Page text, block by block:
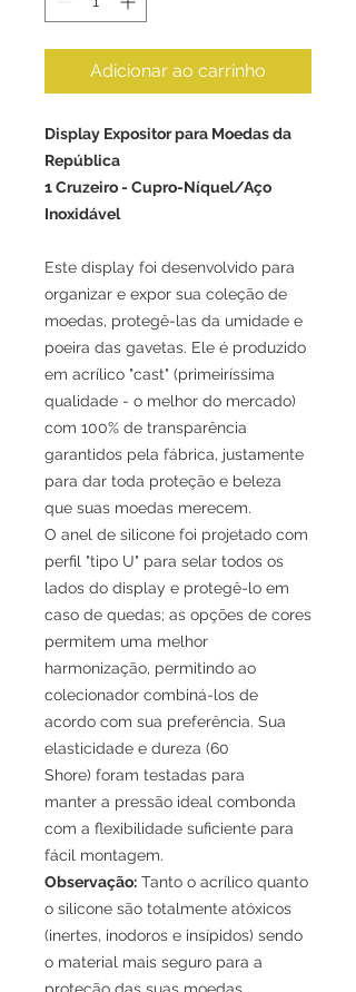
Adicionar ao carrinho
Display Expositor para Moedas da
República
1 Cruzeiro - Cupro-Níquel/Aço
Inoxidável
Este display foi desenvolvido para
organizar e expor sua coleção de
moedas, protegê-las da umidade e
poeira das gavetas. Ele é produzido
em acrílico "cast" (primeiríssima
qualidade - o melhor do mercado)
com 100% de transparência
garantidos pela fábrica, justamente
para dar toda proteção e beleza
que suas moedas merecem.
O anel de silicone foi projetado com
perfil "tipo U" para selar todos os
lados do display e protegê-lo em
caso de quedas; as opções de cores
permitem uma melhor
harmonização, permitindo ao
colecionador combiná-los de
acordo com sua preferência. Sua
elasticidade e dureza (60
Shore) foram testadas para
manter a pressão ideal combonda
com a flexibilidade suficiente para
fácil montagem.
Observação: Tanto o acrílico quanto
o silicone são totalmente atóxicos
(inertes, inodoros e insípidos) sendo
o material mais seguro para a